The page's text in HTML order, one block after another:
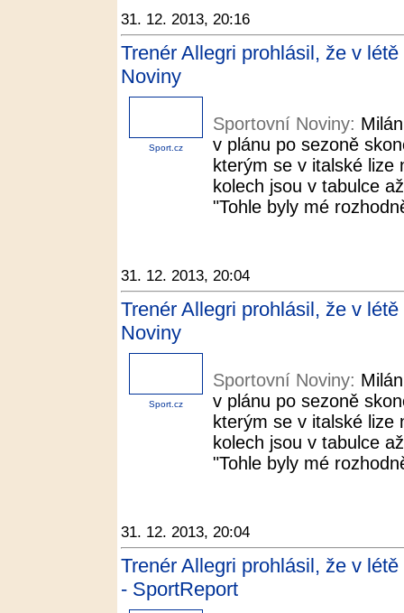
31. 12. 2013, 20:16
Trenér Allegri prohlásil, že v
Noviny
Sport.cz
Sportovní Noviny:
v plánu po sezoně
kterým se v italské lize
kolech jsou v tabulce
"Tohle byly mé
31. 12. 2013, 20:04
Trenér Allegri prohlásil, že v
Noviny
Sport.cz
Sportovní Noviny:
v plánu po sezoně
kterým se v italské lize
kolech jsou v tabulce
"Tohle byly mé
31. 12. 2013, 20:04
Trenér Allegri prohlásil, že v
- SportReport